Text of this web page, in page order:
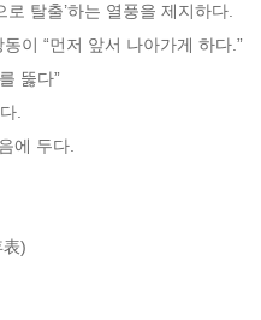
탈출’하는 열풍을 제지하다.
이 “먼저 앞서 나아가게 하다.”
뚫다”
.
에 두다.
)